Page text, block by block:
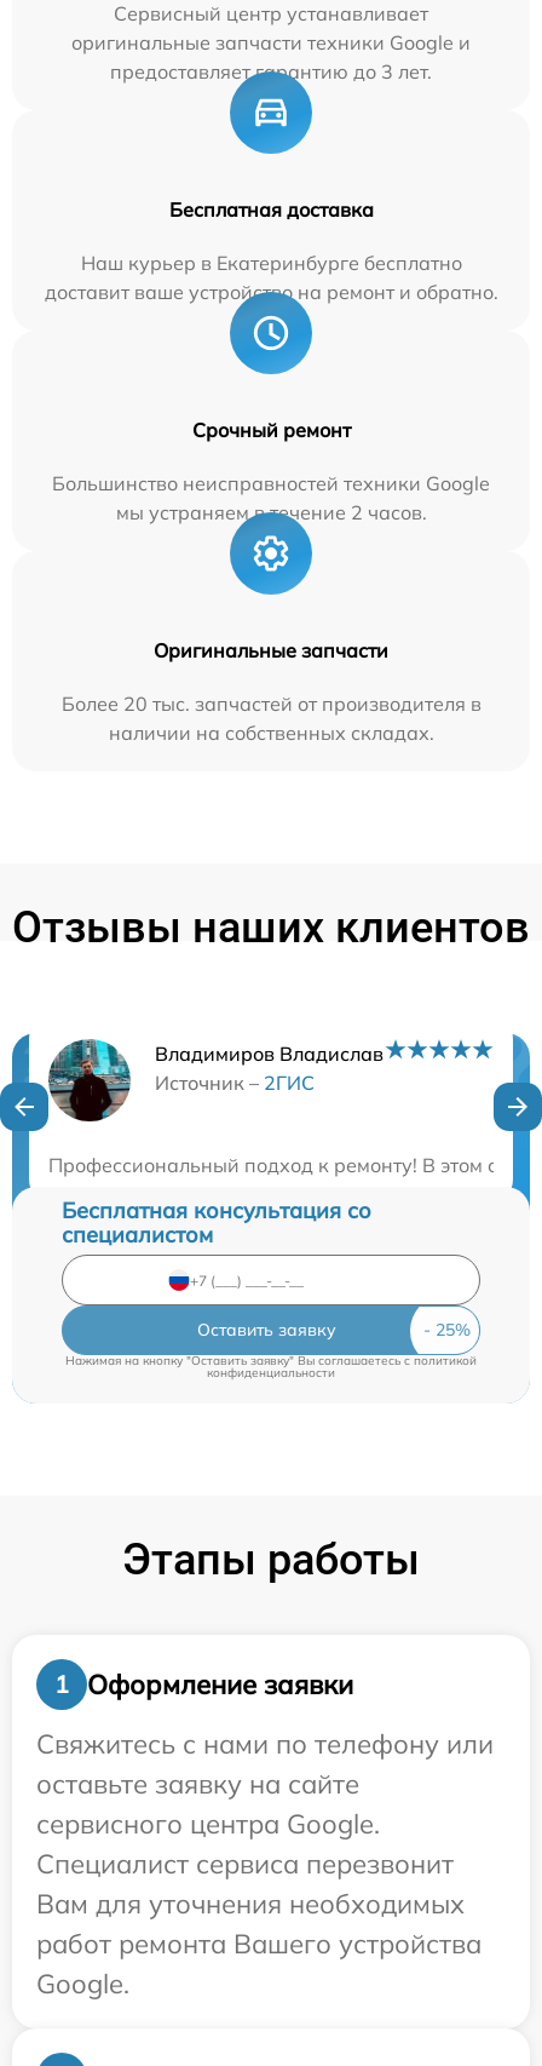
Сервисный центр устанавливает
оригинальные запчасти техники Google и
предоставляет гарантию до 3 лет.
Бесплатная доставка
Наш курьер в Екатеринбурге бесплатно
доставит ваше устройство на ремонт и обратно.
Срочный ремонт
Большинство неисправностей техники Google
мы устраняем в течение 2 часов.
Оригинальные запчасти
Более 20 тыс. запчастей от производителя в
наличии на собственных складах.
Отзывы наших клиентов
Владимиров Владислав
Источник – 2ГИС
Профессиональный подход к ремонту! В этом
Нужна консультация?
Бесплатная консультация со
специалистом
Оставить заявку
Нажимая на кнопку "Оставить заявку" Вы соглашаетесь c политикой
конфиденциальности
Этапы работы
1
Оформление заявки
Свяжитесь с нами по телефону или
оставьте заявку на сайте
сервисного центра Google.
Специалист сервиса перезвонит
Вам для уточнения необходимых
работ ремонта Вашего устройства
Google.